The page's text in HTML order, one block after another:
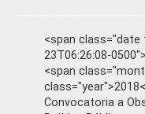
<span class="date
23T06:26:08-
<span
Convocatoria a